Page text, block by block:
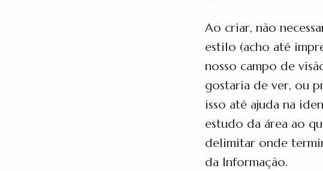
Ao criar, não
estilo (acho até
nosso campo de
gostaria de ver, ou
isso até ajuda na
estudo da área ao
delimitar onde
da Informação.